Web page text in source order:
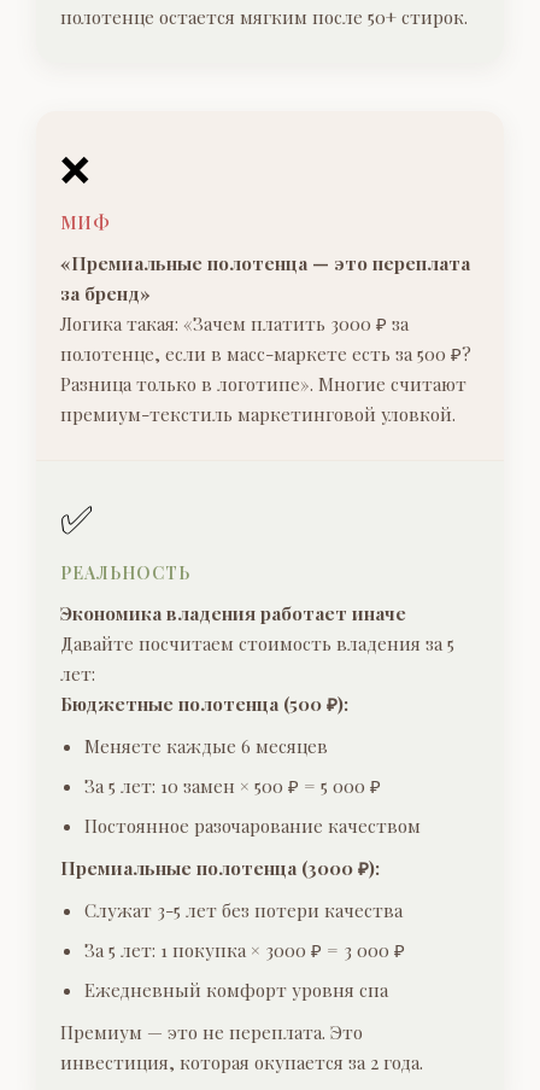
полотенце остается мягким после 50+ стирок.
❌
МИФ
«Премиальные полотенца — это переплата
за бренд»
Логика такая: «Зачем платить 3000 ₽ за
полотенце, если в масс-маркете есть за 500 ₽?
Разница только в логотипе». Многие считают
премиум-текстиль маркетинговой уловкой.
✅
РЕАЛЬНОСТЬ
Экономика владения работает иначе
Давайте посчитаем стоимость владения за 5
лет:
Бюджетные полотенца (500 ₽):
Меняете каждые 6 месяцев
За 5 лет: 10 замен × 500 ₽ = 5 000 ₽
Постоянное разочарование качеством
Премиальные полотенца (3000 ₽):
Служат 3-5 лет без потери качества
За 5 лет: 1 покупка × 3000 ₽ = 3 000 ₽
Ежедневный комфорт уровня спа
Премиум — это не переплата. Это
инвестиция, которая окупается за 2 года.